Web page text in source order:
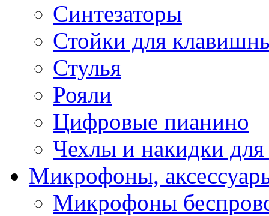
Синтезаторы
Стойки для
Стулья
Рояли
Цифровые пианино
Чехлы и накидки
Микрофоны,
Микрофоны